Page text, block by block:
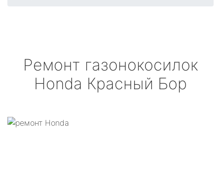
Ремонт газонокосилок
Honda Красный Бор